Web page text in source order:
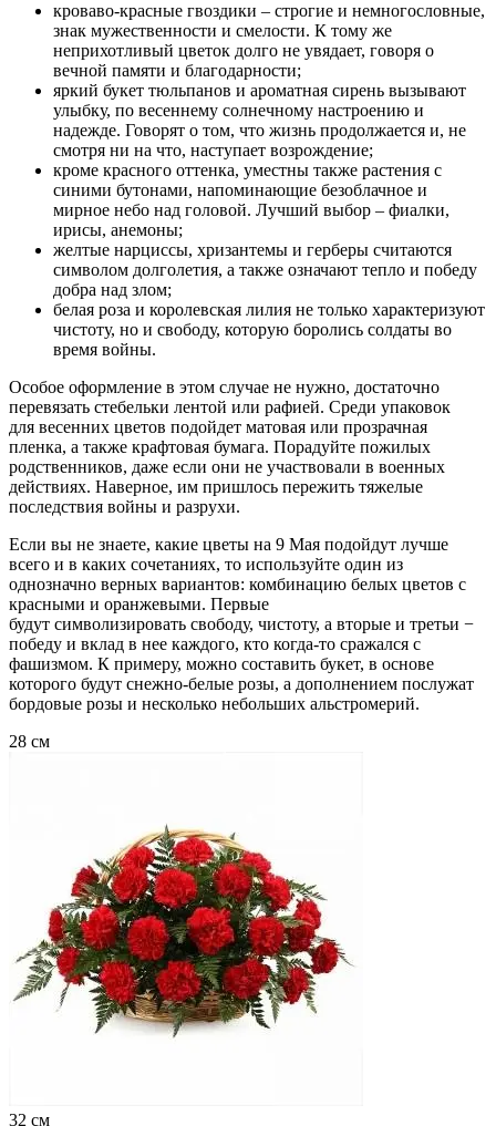
кроваво-красные гвоздики – строгие и немногословные,
знак мужественности и смелости. К тому же
неприхотливый цветок долго не увядает, говоря о
вечной памяти и благодарности;
яркий букет тюльпанов и ароматная сирень вызывают
улыбку, по весеннему солнечному настроению и
надежде. Говорят о том, что жизнь продолжается и, не
смотря ни на что, наступает возрождение;
кроме красного оттенка, уместны также растения с
синими бутонами, напоминающие безоблачное и
мирное небо над головой. Лучший выбор – фиалки,
ирисы, анемоны;
желтые нарциссы, хризантемы и герберы считаются
символом долголетия, а также означают тепло и победу
добра над злом;
белая роза и королевская лилия не только характеризуют
чистоту, но и свободу, которую боролись солдаты во
время войны.
Особое оформление в этом случае не нужно, достаточно
перевязать стебельки лентой или рафией. Среди упаковок
для весенних цветов подойдет матовая или прозрачная
пленка, а также крафтовая бумага. Порадуйте пожилых
родственников, даже если они не участвовали в военных
действиях. Наверное, им пришлось пережить тяжелые
последствия войны и разрухи.
Если вы не знаете, какие цветы на 9 Мая подойдут лучше
всего и в каких сочетаниях, то используйте один из
однозначно верных вариантов: комбинацию белых цветов с
красными и оранжевыми. Первые
будут символизировать свободу, чистоту, а вторые и третьи −
победу и вклад в нее каждого, кто когда-то сражался с
фашизмом. К примеру, можно составить букет, в основе
которого будут снежно-белые розы, а дополнением послужат
бордовые розы и несколько небольших альстромерий.
28 см
32 см